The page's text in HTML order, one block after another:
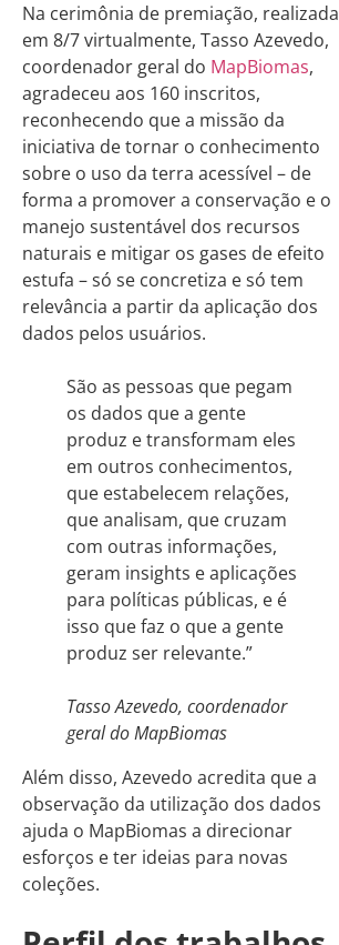
Na cerimônia de premiação, realizada
em 8/7 virtualmente, Tasso Azevedo,
coordenador geral do MapBiomas,
agradeceu aos 160 inscritos,
reconhecendo que a missão da
iniciativa de tornar o conhecimento
sobre o uso da terra acessível – de
forma a promover a conservação e o
manejo sustentável dos recursos
naturais e mitigar os gases de efeito
estufa – só se concretiza e só tem
relevância a partir da aplicação dos
dados pelos usuários.
São as pessoas que pegam
os dados que a gente
produz e transformam eles
em outros conhecimentos,
que estabelecem relações,
que analisam, que cruzam
com outras informações,
geram insights e aplicações
para políticas públicas, e é
isso que faz o que a gente
produz ser relevante.”
Tasso Azevedo, coordenador
geral do MapBiomas
Além disso, Azevedo acredita que a
observação da utilização dos dados
ajuda o MapBiomas a direcionar
esforços e ter ideias para novas
coleções.